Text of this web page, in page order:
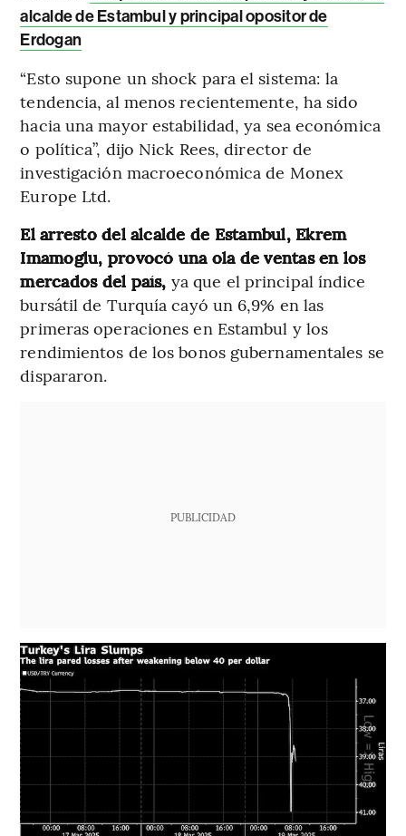
alcalde de Estambul y principal opositor de
Erdogan
“Esto supone un shock para el sistema: la
tendencia, al menos recientemente, ha sido
hacia una mayor estabilidad, ya sea económica
o política”, dijo Nick Rees, director de
investigación macroeconómica de Monex
Europe Ltd.
El arresto del alcalde de Estambul, Ekrem
Imamoglu, provocó una ola de ventas en los
mercados del país, ya que el principal índice
bursátil de Turquía cayó un 6,9% en las
primeras operaciones en Estambul y los
rendimientos de los bonos gubernamentales se
dispararon.
PUBLICIDAD